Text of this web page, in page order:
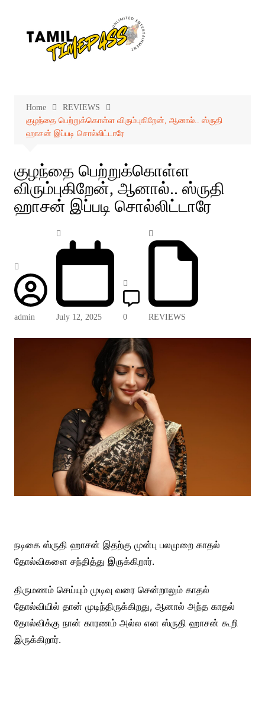
Home
REVIEWS
குழந்தை பெற்றுக்கொள்ள விரும்புகிறேன், ஆனால்.. ஸ்ருதி
ஹாசன் இப்படி சொல்லிட்டாரே
குழந்தை பெற்றுக்கொள்ள
விரும்புகிறேன், ஆனால்.. ஸ்ருதி
ஹாசன் இப்படி சொல்லிட்டாரே
admin July 12, 2025 0 REVIEWS
நடிகை ஸ்ருதி ஹாசன் இதற்கு முன்பு பலமுறை காதல்
தோல்விகளை சந்தித்து இருக்கிறார்.
திருமணம் செய்யும் முடிவு வரை சென்றாலும் காதல்
தோல்வியில் தான் முடிந்திருக்கிறது, ஆனால் அந்த காதல்
தோல்விக்கு நான் காரணம் அல்ல என ஸ்ருதி ஹாசன் கூறி
இருக்கிறார்.